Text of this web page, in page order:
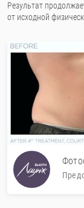
Результат
от исходной